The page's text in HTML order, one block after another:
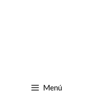
Menú